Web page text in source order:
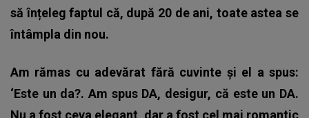
să înțeleg faptul că, după 20 de ani, toate astea se
întâmpla din nou.
Am rămas cu adevărat fără cuvinte și el a spus:
‘Este un da?. Am spus DA, desigur, că este un DA.
Nu a fost ceva elegant, dar a fost cel mai romantic